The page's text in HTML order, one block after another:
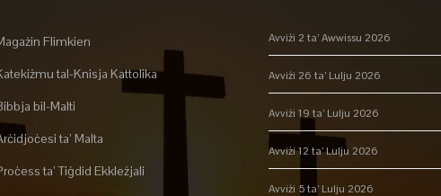
Flimkien
tal-Knisja Kattolika
bil-Malti
ta’ Malta
ta’ Tiġdid Ekkleżjali
Avviżi 2 ta’ Awwissu 2026
Avviżi 26 ta’ Lulju 2026
Avviżi 19 ta’ Lulju 2026
Avviżi 12 ta’ Lulju 2026
Avviżi 5 ta’ Lulju 2026